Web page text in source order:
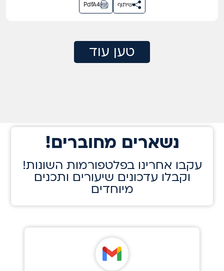
PdfA4 שיתוף
טען עוד
!נשארים מחוברים
!עקבו אחרינו בפלטפורמות השונות
וקבלו עדכונים שיעורים ותכנים
מיוחדים